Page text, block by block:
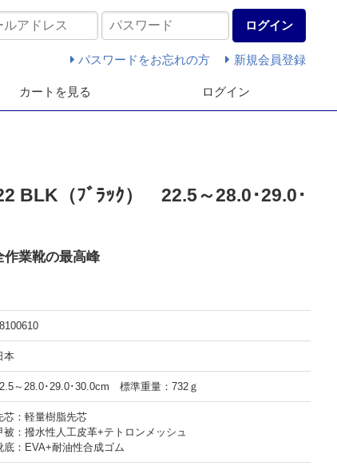
ログイン
パスワードをお忘れの方 新規会員登録
カートを見る ログイン
BLK（ﾌﾞﾗｯｸ） 22.5～28.0･29.0･
作業靴の最高峰
本
～28.0･29.0･30.0cm 標準重量：732ｇ
芯：軽量樹脂先芯
被：撥水性人工皮革+テトロンメッシュ
底：EVA+耐油性合成ゴム